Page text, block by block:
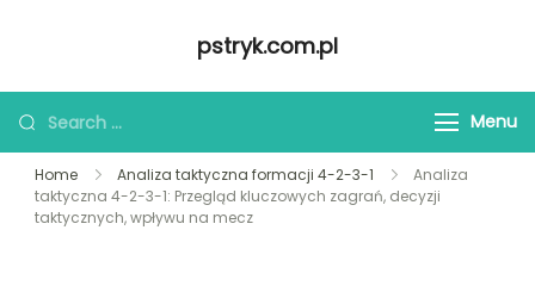
pstryk.com.pl
Looking
for
Something?
Menu
Home Analiza taktyczna formacji 4-2-3-1
Analiza
taktyczna 4-2-3-1: Przegląd kluczowych zagrań, decyzji
taktycznych, wpływu na mecz